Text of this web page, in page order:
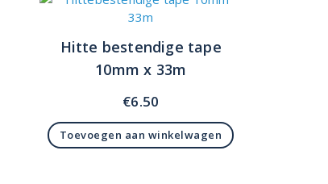
Hitte bestendige tape
10mm x 33m
€6.50
Toevoegen aan winkelwagen